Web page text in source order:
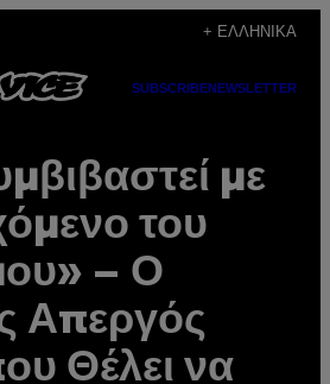
+ ΕΛΛΗΝΙΚΆ
SUBSCRIBENEWSLETTER
με
του
– Ο
Απεργός
Θέλει να